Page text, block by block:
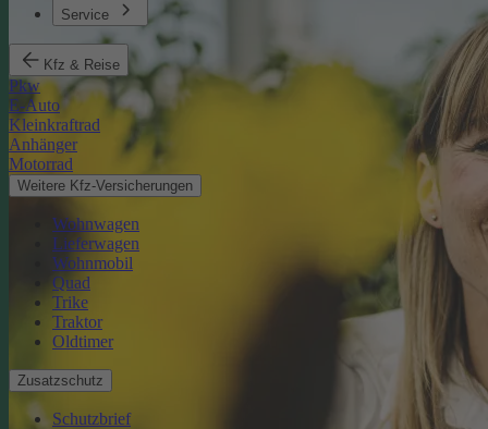
Service
Kfz & Reise
Pkw
E-Auto
Kleinkraftrad
Anhänger
Motorrad
Weitere Kfz-Versicherungen
Wohnwagen
Lieferwagen
Wohnmobil
Quad
Trike
Traktor
Oldtimer
Zusatzschutz
Schutzbrief